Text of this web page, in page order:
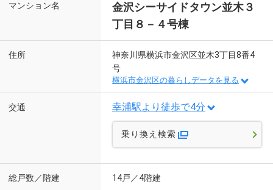
マンション名
金沢シーサイドタウン並木３
丁目８－４号棟
住所
神奈川県横浜市金沢区並木3丁目8番4
号
横浜市金沢区の暮らしデータを見る
交通 幸浦駅より徒歩で4分
乗り換え検索
総戸数／階建 14戸／4階建